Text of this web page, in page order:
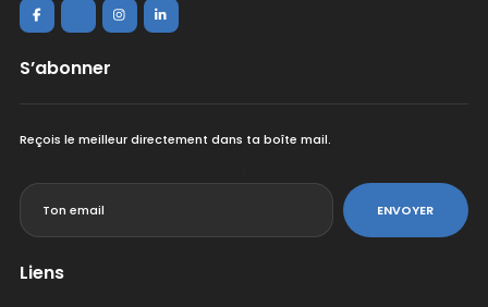
S’abonner
Reçois le meilleur directement dans ta boîte mail.
ENVOYER
Liens